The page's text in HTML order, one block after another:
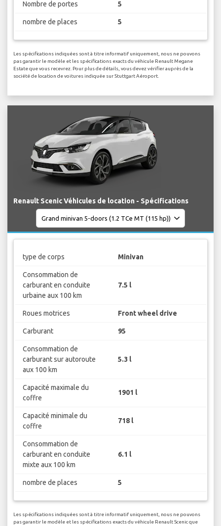
Nombre de portes 5
nombre de places 5
Les spécifications indiquées sont à titre informatif uniquement, nous ne pouvons
pas garantir le modèle et les spécifications exacts du véhicule Renault Megane
Estate que vous recevrez. Pour plus de détails, vous devez vérifier auprès de la
société de location de voitures indiquée sur Stuttgart Aéroport.
Renault Scenic Véhicules de location - Spécifications
type de corps Minivan
Consommation de
carburant en conduite
urbaine aux 100 km
7.5 l
Roues motrices Front wheel drive
Carburant 95
Consommation de
carburant sur autoroute
aux 100 km
5.3 l
Capacité maximale du
coffre
1901 l
Capacité minimale du
coffre
718 l
Consommation de
carburant en conduite
mixte aux 100 km
6.1 l
nombre de places 5
Les spécifications indiquées sont à titre informatif uniquement, nous ne pouvons
pas garantir le modèle et les spécifications exacts du véhicule Renault Scenic que